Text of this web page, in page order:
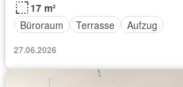
17 m²
Büroraum
Terrasse Aufzug
27.06.2026